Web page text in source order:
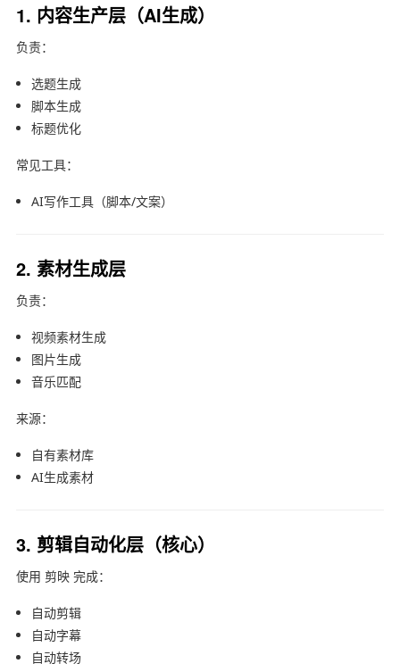
1. 内容生产层（AI生成）
负责：
选题生成
脚本生成
标题优化
常见工具：
AI写作工具（脚本/文案）
2. 素材生成层
负责：
视频素材生成
图片生成
音乐匹配
来源：
自有素材库
AI生成素材
3. 剪辑自动化层（核心）
使用 剪映完成：
自动剪辑
自动字幕
自动转场